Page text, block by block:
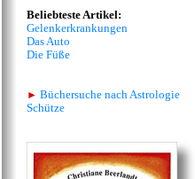
Beliebteste Artikel:
Gelenkerkrankungen
Das Auto
Die Füße
► Büchersuche nach Astrologie
Schütze